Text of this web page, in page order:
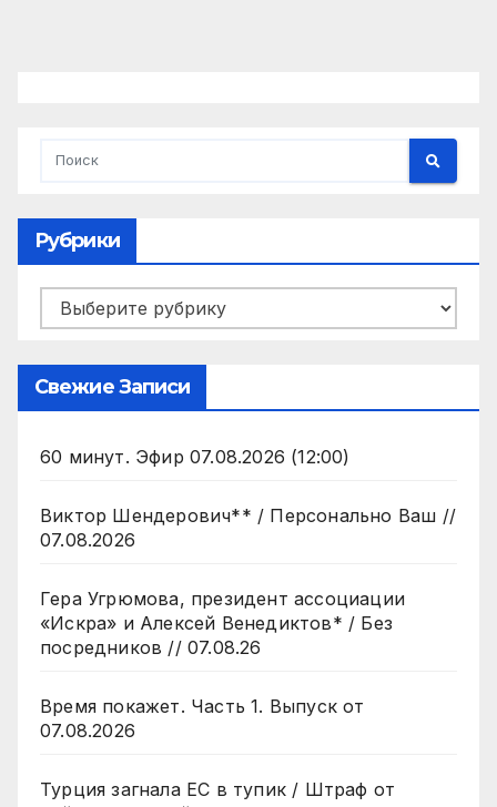
Рубрики
Рубрики
Свежие Записи
60 минут. Эфир 07.08.2026 (12:00)
Виктор Шендерович** / Персонально Ваш //
07.08.2026
Гера Угрюмова, президент ассоциации
«Искра» и Алексей Венедиктов* / Без
посредников // 07.08.26
Время покажет. Часть 1. Выпуск от
07.08.2026
Турция загнала ЕС в тупик / Штраф от